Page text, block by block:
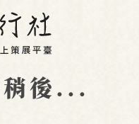
稍後...